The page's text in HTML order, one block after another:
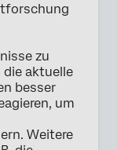
zu
die aktuelle
besser
um
Weitere